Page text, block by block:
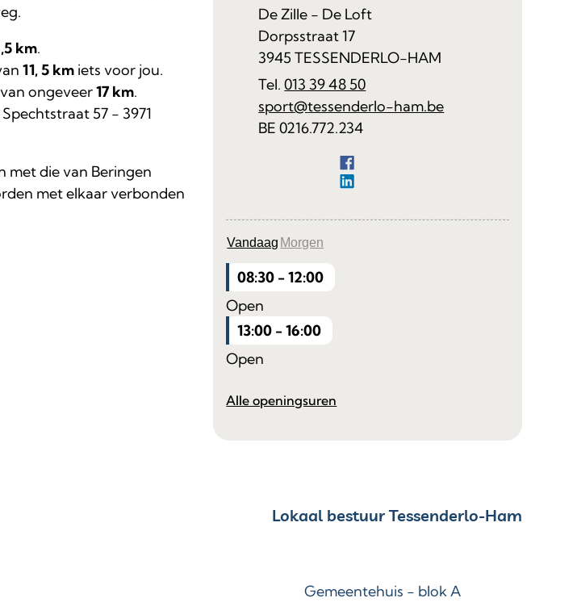
km.
11, 5 km iets voor jou.
ongeveer17 km.
57 - 3971
met die van Beringen
met elkaar verbonden
AdresDe Zille - De Loft
Dorpsstraat 17
,3945 TESSENDERLO-HAM
013 39 48 50
E-mailsport@tessenderlo-ham.be
Ondernemingsnummer
BE 0216.772.234
Sportdienst
Sportdienst
Vandaag Morgen
08:30 -12:00
Open
13:00 -16:00
Open
Alle openingsuren
Contact & openingsuren
Lokaal bestuur Tessenderlo-Ham
AdresGemeentehuis - blok A